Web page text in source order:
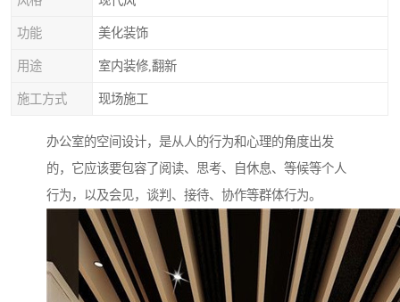
功能 美化装饰
用途 室内装修,翻新
施工方式 现场施工
办公室的空间设计，是从人的行为和心理的角度出发
的，它应该要包容了阅读、思考、自休息、等候等个人
行为，以及会见，谈判、接待、协作等群体行为。